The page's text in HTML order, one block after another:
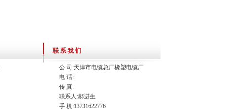
公 司:天津市电缆总厂橡塑电缆厂
电 话:
传 真:
联系人:郝进生
手 机:13731622776